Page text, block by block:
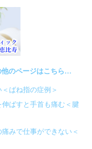
のページはこちら…
ばね指の症例＞
ばすと手首も痛む＜腱
みで仕事ができない＜